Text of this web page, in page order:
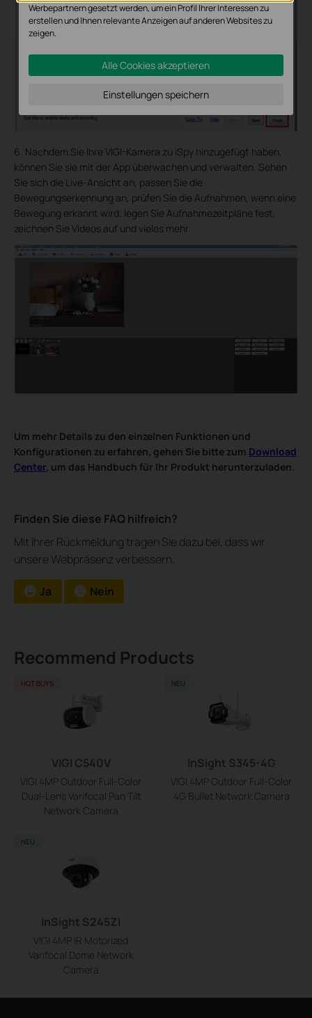
6. Nachdem Sie Ihre VIGI-Kamera zu iSpy hinzugefügt haben,
können Sie sie mit der App überwachen und verwalten. Sehen
Sie sich die Live-Ansicht an, passen Sie die
Bewegungserkennung an, prüfen Sie die Aufnahmen, wenn eine
Bewegung erkannt wird, legen Sie Aufnahmezeitpläne fest,
zeichnen Sie Videos auf und vieles mehr.
Um mehr Details zu den einzelnen Funktionen und
Konfigurationen zu erfahren, gehen Sie bitte zum Download
Center, um das Handbuch für Ihr Produkt herunterzuladen.
Finden Sie diese FAQ hilfreich?
Mit Ihrer Rückmeldung tragen Sie dazu bei, dass wir
unsere Webpräsenz verbessern.
Ja Nein
Recommend Products
VIGI C540V
VIGI 4MP Outdoor Full-Color
Dual-Lens Varifocal Pan Tilt
Network Camera
HOT BUYS
InSight S345-4G
VIGI 4MP Outdoor Full-Color
4G Bullet Network Camera
NEU
InSight S245ZI
VIGI 4MP IR Motorized
Varifocal Dome Network
Camera
NEU
Werbepartnern gesetzt werden, um ein Profil Ihrer Interessen zu
erstellen und Ihnen relevante Anzeigen auf anderen Websites zu
zeigen.
Alle Cookies akzeptieren
Einstellungen speichern